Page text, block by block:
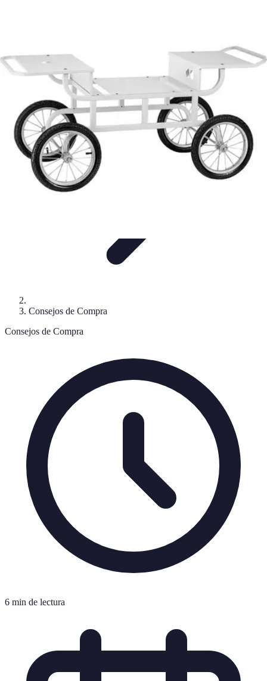
Black Friday en Línea
Consejos de Compra
Consejos de Compra
6 min de lectura